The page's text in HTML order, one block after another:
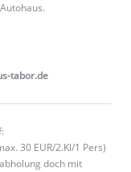
tabor.de
30 EUR/2.Kl/1 Pers)
doch mit